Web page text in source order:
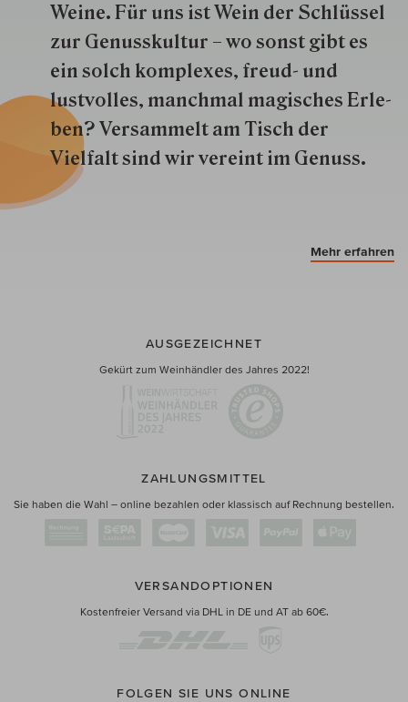
Weine. Für uns ist Wein der Schlüs­sel
zur Genuss­kultur – wo sonst gibt es
ein solch kom­plexes, freud- und
lustvolles, manchmal ma­gisch­es Er­le­
ben? Versammelt am Tisch der
Vielfalt sind wir ver­eint im Genuss.
Mehr erfahren
AUSGEZEICHNET
Gekürt zum Weinhändler des Jahres 2022!
ZAHLUNGSMITTEL
Sie haben die Wahl – online bezahlen oder klassisch auf Rechnung bestellen.
VERSANDOPTIONEN
Kostenfreier Versand via DHL in DE und AT ab 60€.
FOLGEN SIE UNS ONLINE